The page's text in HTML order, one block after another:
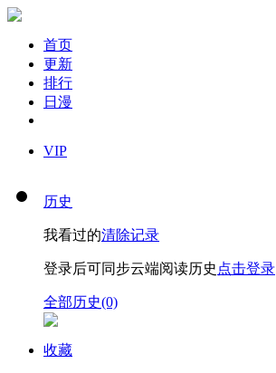
首页
更新
排行
日漫
VIP
历史
我看过的清除记录
登录后可同步云端阅读历史 点击登录
全部历史(0)
收藏